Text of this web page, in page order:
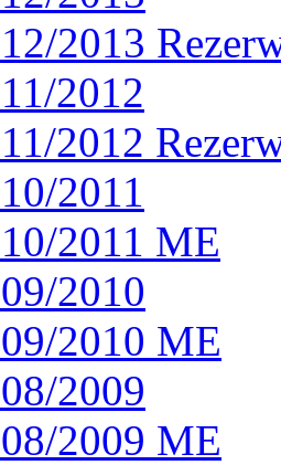
2013
2012
2012
2011
2011 ME
2010
2010 ME
2009
2009 ME